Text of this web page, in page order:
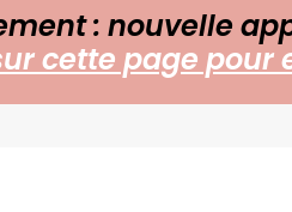
: nouvelle
cette page pour